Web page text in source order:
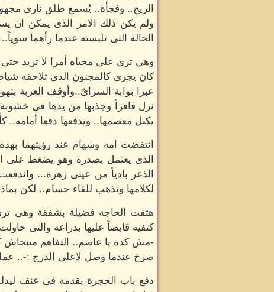
الريح.. وفجأة.. يُسمع طلق نارى
ولم يكن ذلك الامر الذى يمكن ان
الحالة التى تلبسته عندما رأهما
وهى ترى على محياه أمرا لا تريد
كان يجرى كالمجنون الذى تلاحقه
عبرا بوابة السراىّ..وأوقف العربة
نزل قافزاً وجذبها من يدها فى
يكبل معصمها.. ويدفعها دفعا
انتفضت امه وسهام عند رؤيتهما
الذى يعتمل بصدره وهو يضغط على
الذعر بادياً من عينى زهرة...
لكلامها وتذهب للقاء حسام.. لكن
هتفت الحاجة فضيلة بشفقة وهى
كتفيه قابضاً عليها بذراعه والتى
-مش كده يا عاصم.. التفاهم
صرخ عندما وصل لاعلى الدرج :-..
دفع باب الحجرة بقدمه فى عنف